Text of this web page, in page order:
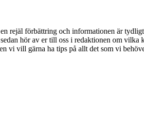
rejäl förbättring och informationen är
hör av er till oss i redaktionen om
vi vill gärna ha tips på allt det som vi